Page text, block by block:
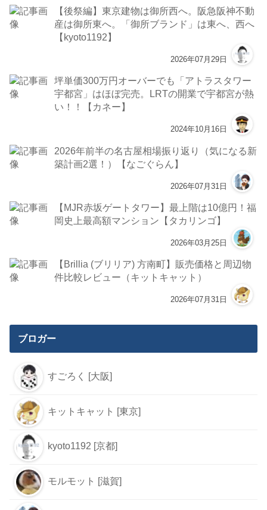
【後祭編】東京建物は御所西へ。阪急阪神不動
産は御所東へ。「御所ブランド」は東へ、西へ
【kyoto1192】
2026年07月29日
坪単価300万円オーバーでも「アトラスタワー
宇都宮」はほぼ完売。LRTの開業で宇都宮が熱
い！！【カネー】
2024年10月16日
2026年前半の名古屋相場振り返り（気になる新
築計画2選！）【なごぐらん】
2026年07月31日
【MJR赤坂ゲートタワー】最上階は10億円！福
岡史上最高額マンション【タカリンゴ】
2026年03月25日
【Brillia (ブリリア) 方南町】販売価格と周辺物
件比較レビュー（キットキャット）
2026年07月31日
ブロガー
すごろく [大阪]
キットキャット [東京]
kyoto1192 [京都]
モルモット [滋賀]